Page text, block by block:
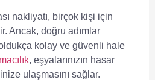
nakliyatı, birçok kişi için
Ancak, doğru adımlar
oldukça kolay ve güvenli hale
, eşyalarınızın hasar
ulaşmasını sağlar.